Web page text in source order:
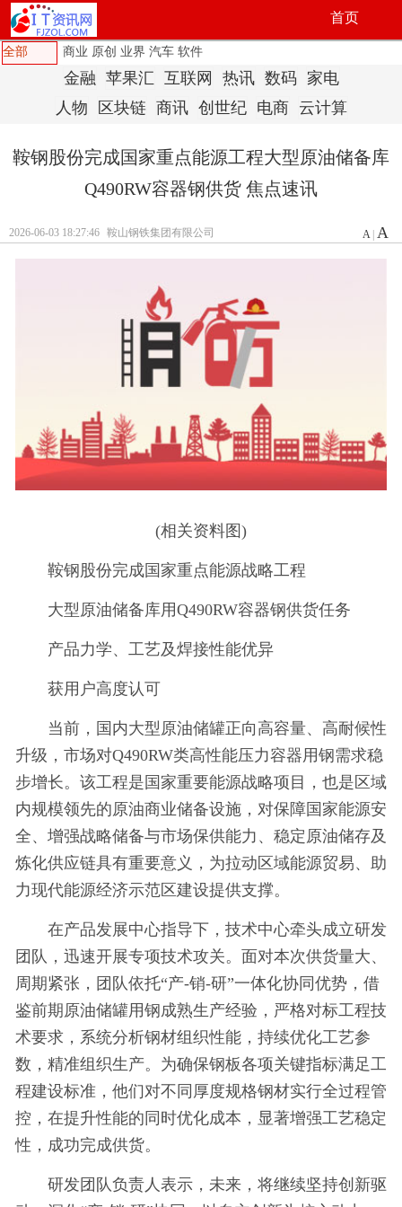
首页
全部 商业 原创 业界 汽车 软件
金融 苹果汇 互联网 热讯 数码
家电
人物
区块链 商讯 创世纪 电商 云计算
鞍钢股份完成国家重点能源工程大型原油储备库
Q490RW容器钢供货 焦点速讯
2026-06-03 18:27:46 鞍山钢铁集团有限公司 A| A
(相关资料图)
鞍钢股份完成国家重点能源战略工程
大型原油储备库用Q490RW容器钢供货任务
产品力学、工艺及焊接性能优异
获用户高度认可
当前，国内大型原油储罐正向高容量、高耐候性
升级，市场对Q490RW类高性能压力容器用钢需求稳
步增长。该工程是国家重要能源战略项目，也是区域
内规模领先的原油商业储备设施，对保障国家能源安
全、增强战略储备与市场保供能力、稳定原油储存及
炼化供应链具有重要意义，为拉动区域能源贸易、助
力现代能源经济示范区建设提供支撑。
在产品发展中心指导下，技术中心牵头成立研发
团队，迅速开展专项技术攻关。面对本次供货量大、
周期紧张，团队依托“产-销-研”一体化协同优势，借
鉴前期原油储罐用钢成熟生产经验，严格对标工程技
术要求，系统分析钢材组织性能，持续优化工艺参
数，精准组织生产。为确保钢板各项关键指标满足工
程建设标准，他们对不同厚度规格钢材实行全过程管
控，在提升性能的同时优化成本，显著增强工艺稳定
性，成功完成供货。
研发团队负责人表示，未来，将继续坚持创新驱